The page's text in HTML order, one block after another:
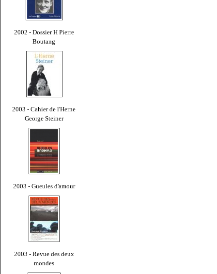
2002 - Dossier H Pierre
Boutang
2003 - Cahier de l'Herne
George Steiner
2003 - Gueules d'amour
2003 - Revue des deux
mondes